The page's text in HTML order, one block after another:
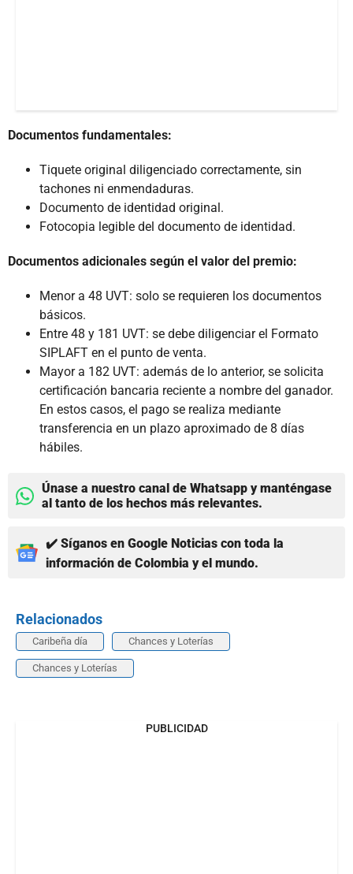
Documentos fundamentales:
Tiquete original diligenciado correctamente, sin
tachones ni enmendaduras.
Documento de identidad original.
Fotocopia legible del documento de identidad.
Documentos adicionales según el valor del premio:
Menor a 48 UVT: solo se requieren los documentos
básicos.
Entre 48 y 181 UVT: se debe diligenciar el Formato
SIPLAFT en el punto de venta.
Mayor a 182 UVT: además de lo anterior, se solicita
certificación bancaria reciente a nombre del ganador.
En estos casos, el pago se realiza mediante
transferencia en un plazo aproximado de 8 días
hábiles.
Únase a nuestro canal de Whatsapp y manténgase
al tanto de los hechos más relevantes.
✔️ Síganos en Google Noticias con toda la
información de Colombia y el mundo.
Relacionados
Caribeña día Chances y Loterías
Chances y Loterías
PUBLICIDAD